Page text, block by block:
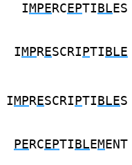
I MPE RC EPTI BL ES
I MP RESCRI PTI BLE
I MP RESCRI PTI BLES
PE RC EPTI BL EM ENT